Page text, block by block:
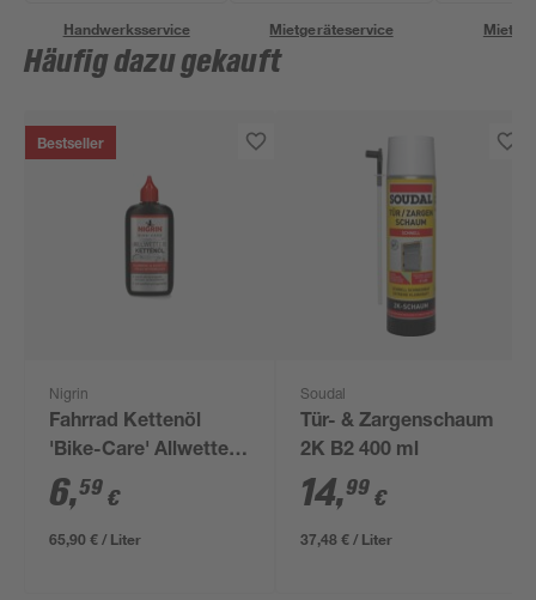
Handwerksservice Mietgeräteservice
Häufig dazu gekauft
Bestseller
Nigrin
Fahrrad Kettenöl
'Bike-Care' Allwetter
100 ml
6,59 €
65,90 € / Liter
Soudal
Tür- & Zargenschaum
2K B2 400 ml
14,99 €
37,48 € / Liter